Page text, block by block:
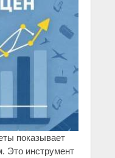
показывает
Это инструмент